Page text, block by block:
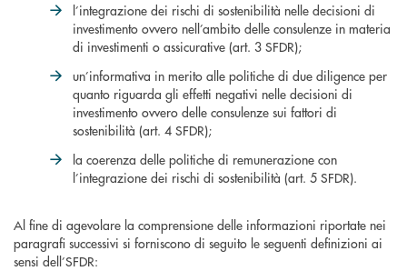
l’integrazione dei rischi di sostenibilità nelle decisioni di
investimento ovvero nell’ambito delle consulenze in materia
di investimenti o assicurative (art. 3 SFDR);
un’informativa in merito alle politiche di due diligence per
quanto riguarda gli effetti negativi nelle decisioni di
investimento ovvero delle consulenze sui fattori di
sostenibilità (art. 4 SFDR);
la coerenza delle politiche di remunerazione con
l’integrazione dei rischi di sostenibilità (art. 5 SFDR).
Al fine di agevolare la comprensione delle informazioni riportate nei
paragrafi successivi si forniscono di seguito le seguenti definizioni ai
sensi dell’SFDR: